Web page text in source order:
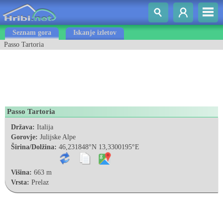
Seznam gora
Iskanje izletov
Passo Tartoria
Passo Tartoria
Država: Italija
Gorovje: Julijske Alpe
Širina/Dolžina: 46,231848°N 13,3300195°E
Višina: 663 m
Vrsta: Prelaz